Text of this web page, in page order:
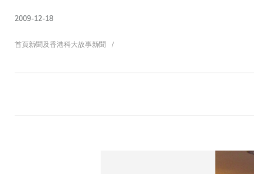
2009-12-18
導
航
首頁新聞及香港科大故事新聞